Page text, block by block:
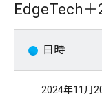
EdgeTech
日時
2024年11月